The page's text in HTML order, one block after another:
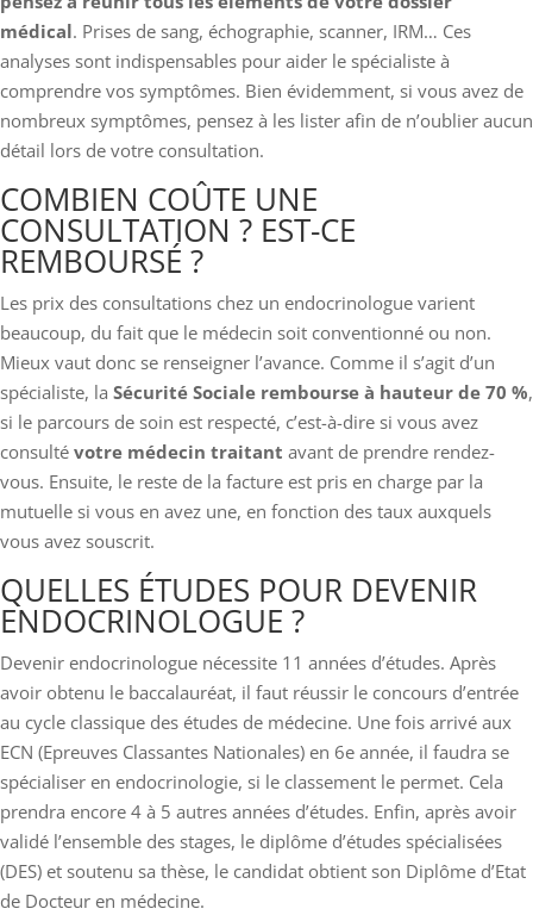
médical. Prises de sang, échographie, scanner, IRM… Ces
analyses sont indispensables pour aider le spécialiste à
comprendre vos symptômes. Bien évidemment, si vous avez de
nombreux symptômes, pensez à les lister afin de n’oublier aucun
détail lors de votre consultation.
COMBIEN COÛTE UNE
CONSULTATION ? EST-CE
REMBOURSÉ ?
Les prix des consultations chez un endocrinologue varient
beaucoup, du fait que le médecin soit conventionné ou non.
Mieux vaut donc se renseigner l’avance. Comme il s’agit d’un
spécialiste, la Sécurité Sociale rembourse à hauteur de 70 %,
si le parcours de soin est respecté, c’est-à-dire si vous avez
consulté votre médecin traitant avant de prendre rendez-
vous. Ensuite, le reste de la facture est pris en charge par la
mutuelle si vous en avez une, en fonction des taux auxquels
vous avez souscrit.
QUELLES ÉTUDES POUR DEVENIR
ENDOCRINOLOGUE ?
Devenir endocrinologue nécessite 11 années d’études. Après
avoir obtenu le baccalauréat, il faut réussir le concours d’entrée
au cycle classique des études de médecine. Une fois arrivé aux
ECN (Epreuves Classantes Nationales) en 6e année, il faudra se
spécialiser en endocrinologie, si le classement le permet. Cela
prendra encore 4 à 5 autres années d’études. Enfin, après avoir
validé l’ensemble des stages, le diplôme d’études spécialisées
(DES) et soutenu sa thèse, le candidat obtient son Diplôme d’Etat
de Docteur en médecine.